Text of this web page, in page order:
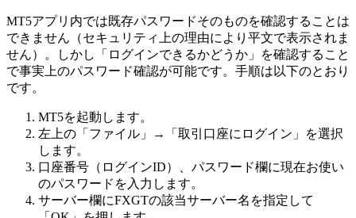
MT5アプリ内では既存パスワードそのものを確認することは
できません（セキュリティ上の理由により平文で表示されま
せん）。しかし「ログインできるかどうか」を確認すること
で事実上のパスワード確認が可能です。手順は以下のとおり
です。
MT5を起動します。
左上の「ファイル」→「取引口座にログイン」を選択
します。
口座番号（ログインID）、パスワード欄に現在お使い
のパスワードを入力します。
サーバー欄にFXGTの該当サーバー名を指定して